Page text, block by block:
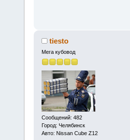
tiesto
Мега кубовод
Сообщений: 482
Город: Челябинск
Авто: Nissan Cube Z12